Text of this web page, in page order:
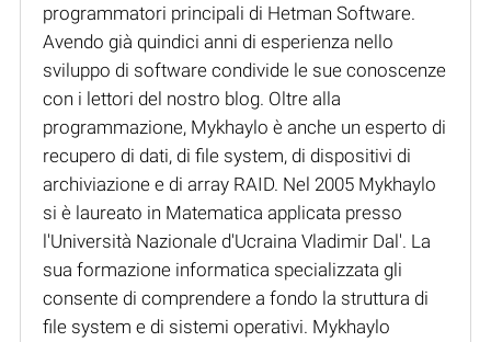
programmatori principali di Hetman Software.
Avendo già quindici anni di esperienza nello
sviluppo di software condivide le sue conoscenze
con i lettori del nostro blog. Oltre alla
programmazione, Mykhaylo è anche un esperto di
recupero di dati, di file system, di dispositivi di
archiviazione e di array RAID. Nel 2005 Mykhaylo
si è laureato in Matematica applicata presso
l'Università Nazionale d'Ucraina Vladimir Dal'. La
sua formazione informatica specializzata gli
consente di comprendere a fondo la struttura di
file system e di sistemi operativi. Mykhaylo